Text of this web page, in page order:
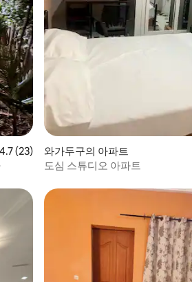
4.7점(5점 만점), 후기 23개
4.7 (23)
와가두구의 아파트
도심 스튜디오 아파트